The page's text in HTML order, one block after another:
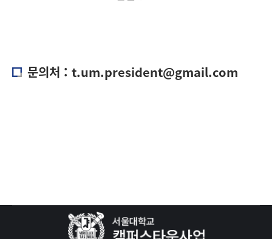
문의처 : t.um.president@gmail.com